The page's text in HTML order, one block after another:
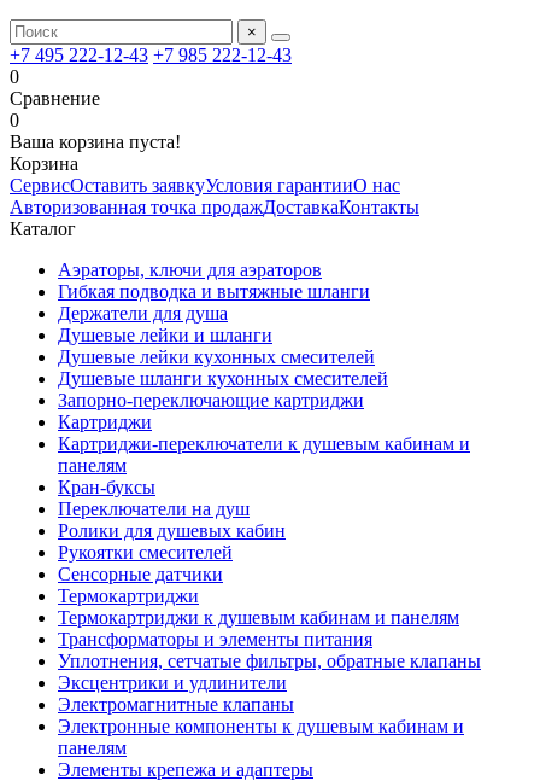
×
+7 495 222-12-43 +7 985 222-12-43
0
Сравнение
0
Ваша корзина пуста!
Корзина
СервисОставить заявкуУсловия гарантииО нас
Авторизованная точка продажДоставкаКонтакты
Каталог
Аэраторы, ключи для аэраторов
Гибкая подводка и вытяжные шланги
Держатели для душа
Душевые лейки и шланги
Душевые лейки кухонных смесителей
Душевые шланги кухонных смесителей
Запорно-переключающие картриджи
Картриджи
Картриджи-переключатели к душевым кабинам и
панелям
Кран-буксы
Переключатели на душ
Ролики для душевых кабин
Рукоятки смесителей
Сенсорные датчики
Термокартриджи
Термокартриджи к душевым кабинам и панелям
Трансформаторы и элементы питания
Уплотнения, сетчатые фильтры, обратные клапаны
Эксцентрики и удлинители
Электромагнитные клапаны
Электронные компоненты к душевым кабинам и
панелям
Элементы крепежа и адаптеры